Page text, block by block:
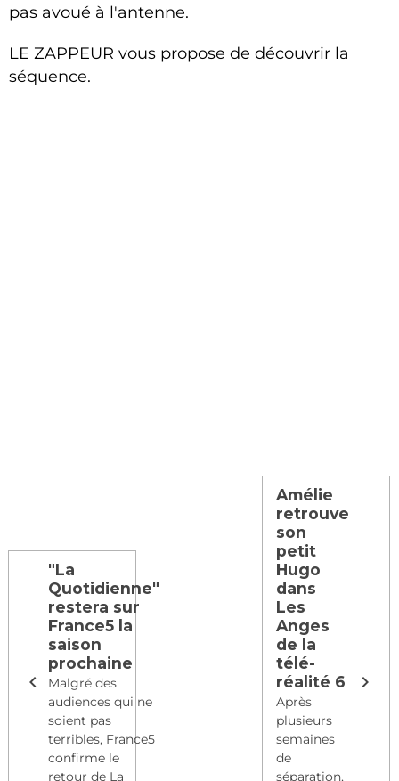
pas avoué à l'antenne.
LE ZAPPEUR vous propose de découvrir la
séquence.
"La
Quotidienne"
restera sur
France5 la
saison
prochaine
Malgré des
audiences qui ne
soient pas
terribles, France5
confirme le
retour de La
Amélie
retrouve
son
petit
Hugo
dans
Les
Anges
de la
télé-
réalité 6
Après
plusieurs
semaines
de
séparation,